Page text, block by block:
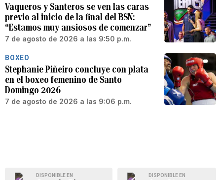
Vaqueros y Santeros se ven las caras
previo al inicio de la final del BSN:
“Estamos muy ansiosos de comenzar”
7 de agosto de 2026 a las 9:50 p.m.
BOXEO
Stephanie Piñeiro concluye con plata
en el boxeo femenino de Santo
Domingo 2026
7 de agosto de 2026 a las 9:06 p.m.
DISPONIBLE EN DISPONIBLE EN